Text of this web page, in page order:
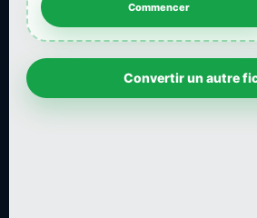
Convertir un autre